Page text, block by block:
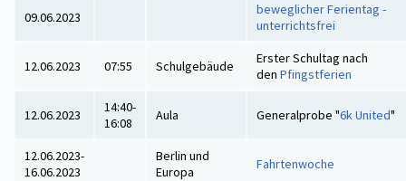
09.06.2023
beweglicher Ferientag -
unterrichtsfrei
12.06.2023 07:55 Schulgebäude
Erster Schultag nach
den Pfingstferien
12.06.2023
14:40-
16:08
Aula Generalprobe "6k United"
12.06.2023-
16.06.2023
Berlin und
Europa
Fahrtenwoche